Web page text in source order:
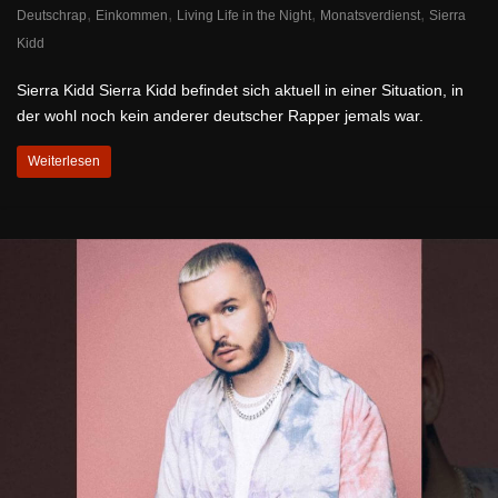
Deutschrap, Einkommen, Living Life in the Night, Monatsverdienst, Sierra
Kidd
Sierra Kidd Sierra Kidd befindet sich aktuell in einer Situation, in
der wohl noch kein anderer deutscher Rapper jemals war.
Weiterlesen